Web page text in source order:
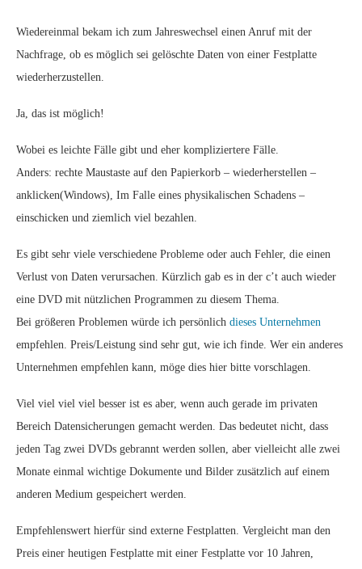
Wiedereinmal bekam ich zum Jahreswechsel einen Anruf mit der
Nachfrage, ob es möglich sei gelöschte Daten von einer Festplatte
wiederherzustellen.
Ja, das ist möglich!
Wobei es leichte Fälle gibt und eher kompliziertere Fälle.
Anders: rechte Maustaste auf den Papierkorb – wiederherstellen –
anklicken(Windows), Im Falle eines physikalischen Schadens –
einschicken und ziemlich viel bezahlen.
Es gibt sehr viele verschiedene Probleme oder auch Fehler, die einen
Verlust von Daten verursachen. Kürzlich gab es in der c’t auch wieder
eine DVD mit nützlichen Programmen zu diesem Thema.
Bei größeren Problemen würde ich persönlich dieses Unternehmen
empfehlen. Preis/Leistung sind sehr gut, wie ich finde. Wer ein anderes
Unternehmen empfehlen kann, möge dies hier bitte vorschlagen.
Viel viel viel viel besser ist es aber, wenn auch gerade im privaten
Bereich Datensicherungen gemacht werden. Das bedeutet nicht, dass
jeden Tag zwei DVDs gebrannt werden sollen, aber vielleicht alle zwei
Monate einmal wichtige Dokumente und Bilder zusätzlich auf einem
anderen Medium gespeichert werden.
Empfehlenswert hierfür sind externe Festplatten. Vergleicht man den
Preis einer heutigen Festplatte mit einer Festplatte vor 10 Jahren,